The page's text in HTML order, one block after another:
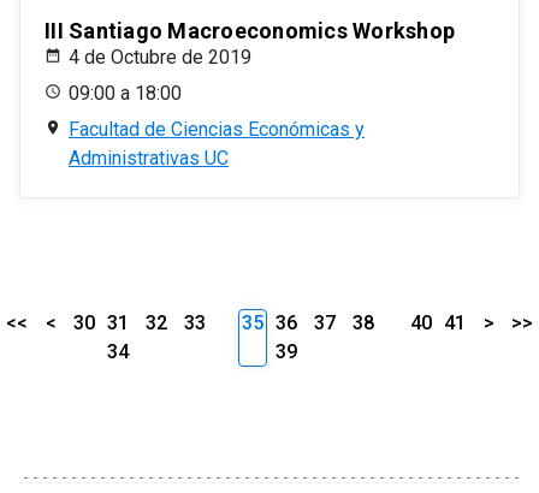
III Santiago Macroeconomics Workshop
4 de Octubre de 2019
09:00 a 18:00
Facultad de Ciencias Económicas y
Administrativas UC
<< < 30 31 32
33
34
35 36 37
38
39
40 41 > >>